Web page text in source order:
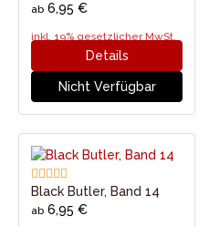
ab 6,95 €
inkl. 19% gesetzlicher MwSt.
Details
Nicht Verfügbar
Black Butler, Band 14
ab 6,95 €